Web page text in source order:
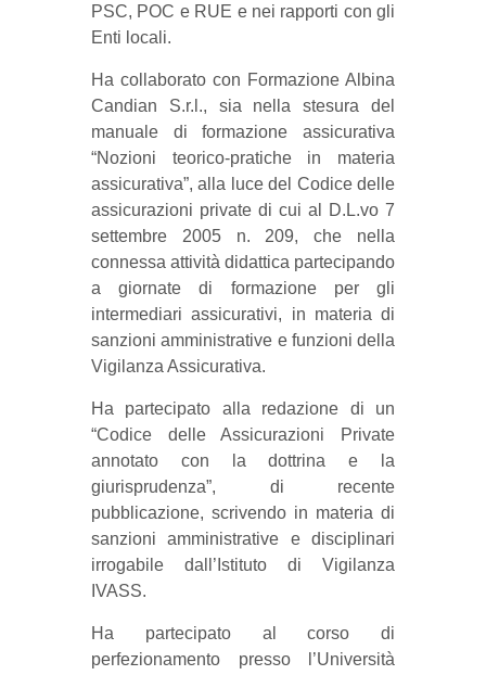
PSC, POC e RUE e nei rapporti con gli
Enti locali.
Ha collaborato con Formazione Albina
Candian S.r.l., sia nella stesura del
manuale di formazione assicurativa
“Nozioni teorico-pratiche in materia
assicurativa”, alla luce del Codice delle
assicurazioni private di cui al D.L.vo 7
settembre 2005 n. 209, che nella
connessa attività didattica partecipando
a giornate di formazione per gli
intermediari assicurativi, in materia di
sanzioni amministrative e funzioni della
Vigilanza Assicurativa.
Ha partecipato alla redazione di un
“Codice delle Assicurazioni Private
annotato con la dottrina e la
giurisprudenza”, di recente
pubblicazione, scrivendo in materia di
sanzioni amministrative e disciplinari
irrogabile dall’Istituto di Vigilanza
IVASS.
Ha partecipato al corso di
perfezionamento presso l’Università